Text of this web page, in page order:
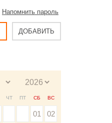
Напомнить пароль
ДОБАВИТЬ
ЧТ ПТ СБ ВС
01 02